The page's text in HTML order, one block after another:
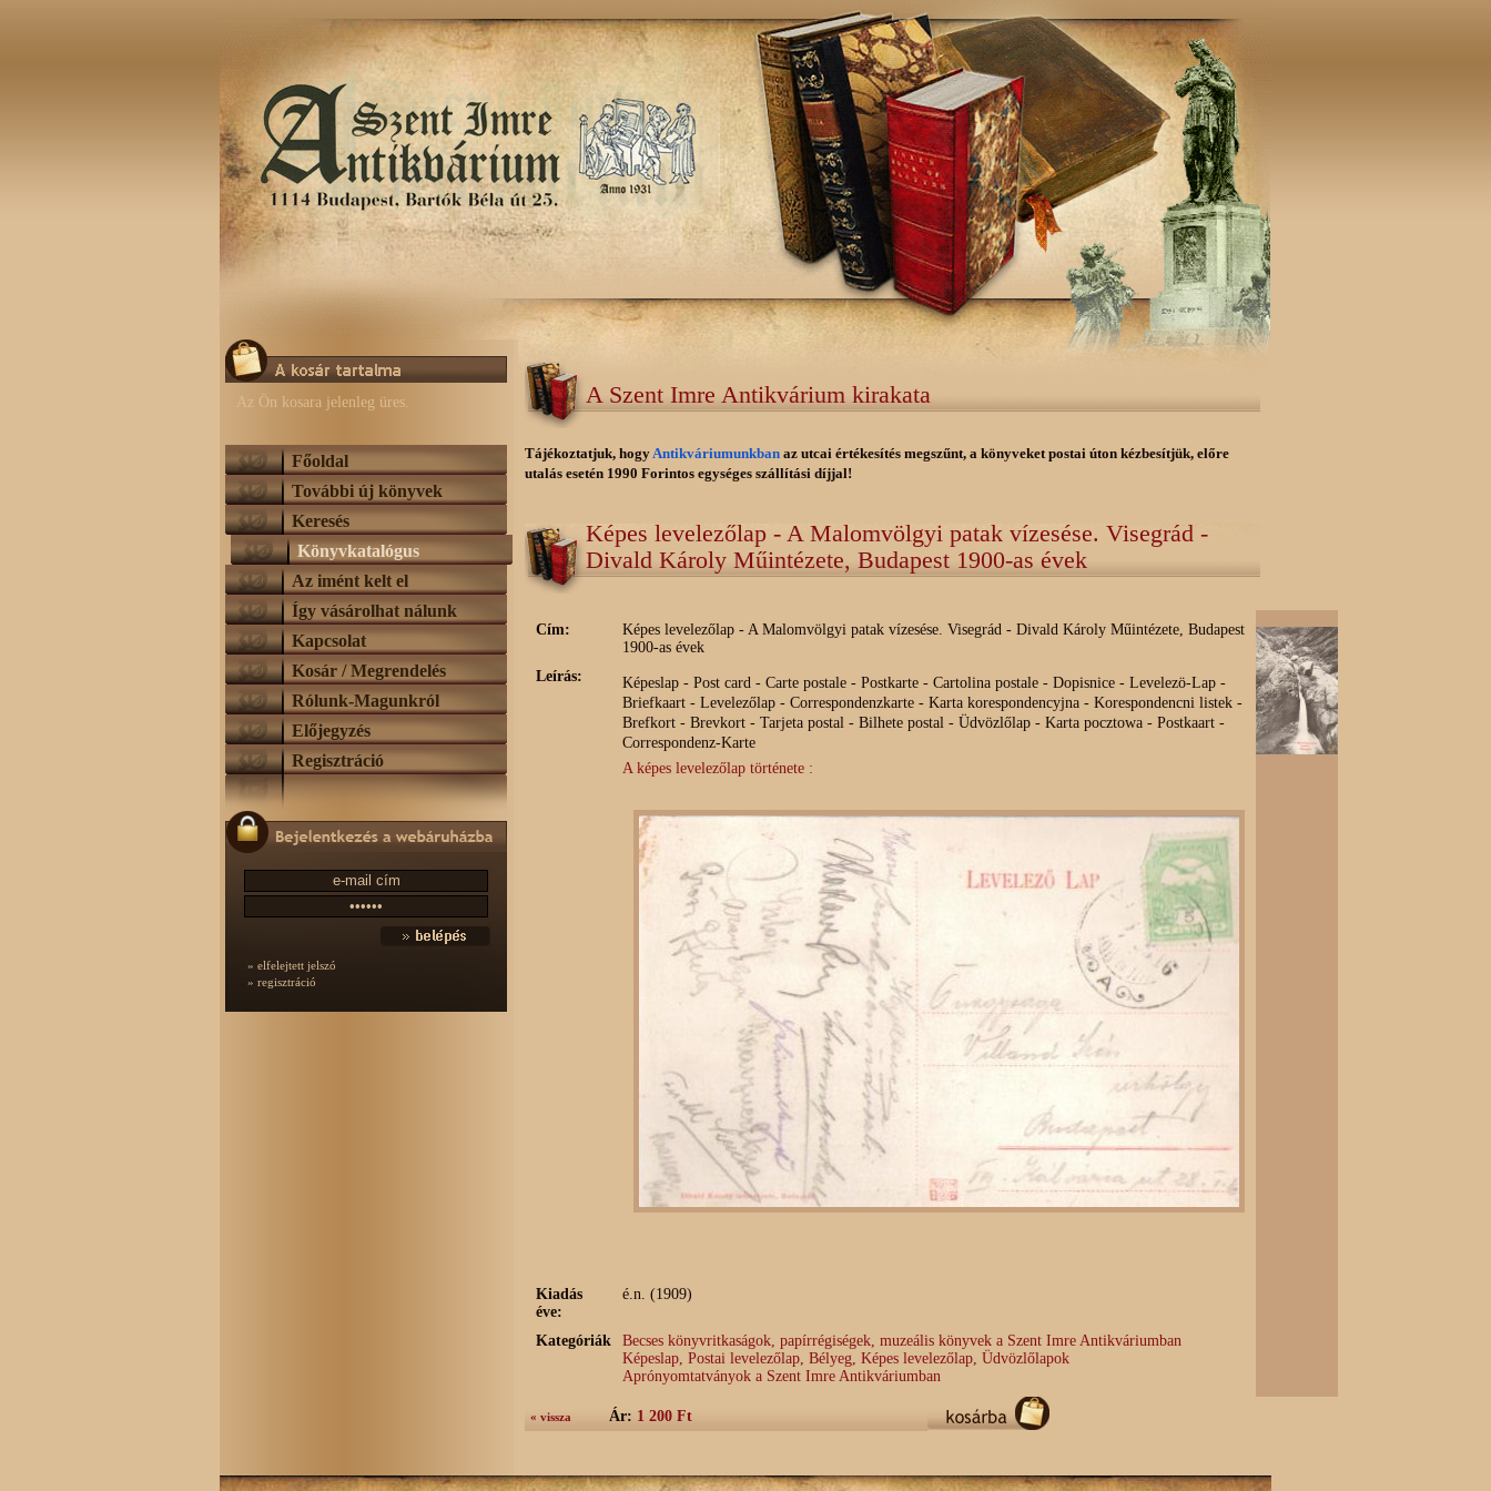
Az Ön kosara jelenleg üres.
Főoldal
További új könyvek
Keresés
Könyvkatalógus
Az imént kelt el
Így vásárolhat nálunk
Kapcsolat
Kosár / Megrendelés
Rólunk-Magunkról
Előjegyzés
Regisztráció
» elfelejtett jelszó
» regisztráció
A Szent Imre Antikvárium kirakata
Tájékoztatjuk, hogyAntikváriumunkban az utcai értékesítés megszűnt, a könyveket postai úton kézbesítjük, előre
utalás esetén 1990 Forintos egységes szállítási díjjal!
Képes levelezőlap - A Malomvölgyi patak vízesése. Visegrád -
Divald Károly Műintézete, Budapest 1900-as évek
Cím:
Képes levelezőlap - A Malomvölgyi patak vízesése. Visegrád - Divald Károly Műintézete, Budapest
1900-as évek
Leírás:
Képeslap - Post card - Carte postale - Postkarte - Cartolina postale - Dopisnice - Levelezö-Lap -
Briefkaart - Levelezőlap - Correspondenzkarte - Karta korespondencyjna - Korespondencni listek -
Brefkort - Brevkort - Tarjeta postal - Bilhete postal - Üdvözlőlap - Karta pocztowa - Postkaart -
Correspondenz-Karte
A képes levelezőlap története :
Kiadás
éve:
é.n. (1909)
Kategóriák
Becses könyvritkaságok, papírrégiségek, muzeális könyvek a Szent Imre Antikváriumban
Képeslap, Postai levelezőlap, Bélyeg, Képes levelezőlap, Üdvözlőlapok
Aprónyomtatványok a Szent Imre Antikváriumban
« vissza Ár: 1 200 Ft